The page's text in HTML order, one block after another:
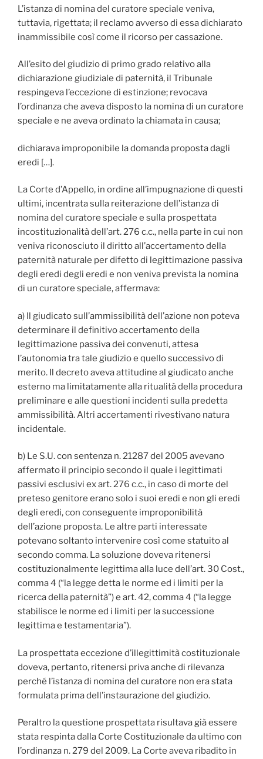
L’istanza di nomina del curatore speciale veniva,
tuttavia, rigettata; il reclamo avverso di essa dichiarato
inammissibile così come il ricorso per cassazione.
All’esito del giudizio di primo grado relativo alla
dichiarazione giudiziale di paternità, il Tribunale
respingeva l’eccezione di estinzione; revocava
l’ordinanza che aveva disposto la nomina di un curatore
speciale e ne aveva ordinato la chiamata in causa;
dichiarava improponibile la domanda proposta dagli
eredi […].
La Corte d’Appello, in ordine all’impugnazione di questi
ultimi, incentrata sulla reiterazione dell’istanza di
nomina del curatore speciale e sulla prospettata
incostituzionalità dell’art. 276 c.c., nella parte in cui non
veniva riconosciuto il diritto all’accertamento della
paternità naturale per difetto di legittimazione passiva
degli eredi degli eredi e non veniva prevista la nomina
di un curatore speciale, affermava:
a) Il giudicato sull’ammissibilità dell’azione non poteva
determinare il definitivo accertamento della
legittimazione passiva dei convenuti, attesa
l’autonomia tra tale giudizio e quello successivo di
merito. Il decreto aveva attitudine al giudicato anche
esterno ma limitatamente alla ritualità della procedura
preliminare e alle questioni incidenti sulla predetta
ammissibilità. Altri accertamenti rivestivano natura
incidentale.
b) Le S.U. con sentenza n. 21287 del 2005 avevano
affermato il principio secondo il quale i legittimati
passivi esclusivi ex art. 276 c.c., in caso di morte del
preteso genitore erano solo i suoi eredi e non gli eredi
degli eredi, con conseguente improponibilità
dell’azione proposta. Le altre parti interessate
potevano soltanto intervenire così come statuito al
secondo comma. La soluzione doveva ritenersi
costituzionalmente legittima alla luce dell’art. 30 Cost.,
comma 4 (“la legge detta le norme ed i limiti per la
ricerca della paternità”) e art. 42, comma 4 (“la legge
stabilisce le norme ed i limiti per la successione
legittima e testamentaria”).
La prospettata eccezione d’illegittimità costituzionale
doveva, pertanto, ritenersi priva anche di rilevanza
perché l’istanza di nomina del curatore non era stata
formulata prima dell’instaurazione del giudizio.
Peraltro la questione prospettata risultava già essere
stata respinta dalla Corte Costituzionale da ultimo con
l’ordinanza n. 279 del 2009. La Corte aveva ribadito in